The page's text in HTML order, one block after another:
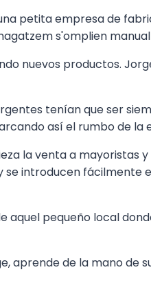
petita empresa de
s'omplien
nuevos productos.
tenían que ser
así el rumbo de la
la venta a
se introducen
aquel pequeño local
aprende de la mano